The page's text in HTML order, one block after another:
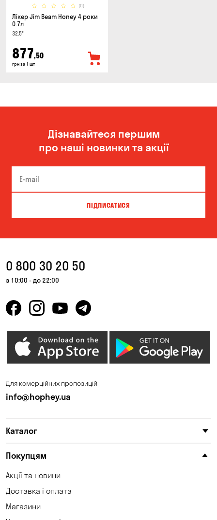
(0)
Лікер Jim Beam Honey 4 роки
0.7л
32.5°
877,50
грн за 1 шт
Дізнавайтеся першим
про наші новинки та акції
ПІДПИСАТИСЯ
0 800 30 20 50
з 10:00 - до 22:00
Для комерційних пропозицій
info@hophey.ua
Каталог
Покупцям
Акції та новини
Доставка і оплата
Магазини